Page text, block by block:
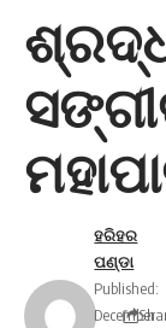
ହରିହର
ପଣ୍ଡା
Published:
December